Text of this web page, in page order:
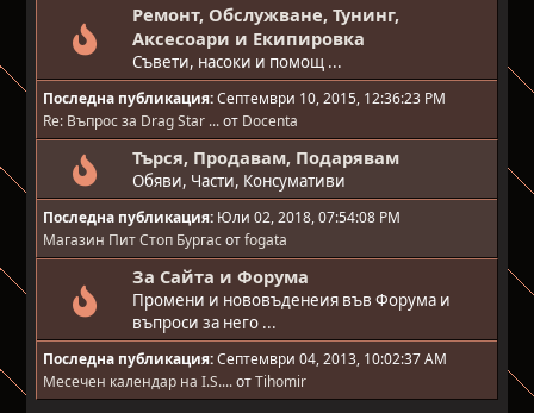
Ремонт, Обслужване, Тунинг,
Аксесоари и Екипировка
Съвети, насоки и помощ ...
Последна публикация:Септември 10, 2015, 12:36:23 PM
Re: Въпрос за Drag Star ...от Docenta
Търся, Продавам, Подарявам
Обяви, Части, Консумативи
Последна публикация: Юли 02, 2018, 07:54:08 PM
Магазин Пит Стоп Бургасотfogata
За Сайта и Форума
Промени и нововъденеия във Форума и
въпроси за него ...
Последна публикация:Септември 04, 2013, 10:02:37 AM
Месечен календар на I.S....отTihomir